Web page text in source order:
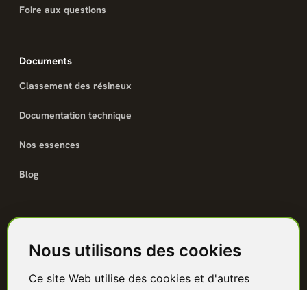
Nous utilisons des cookies
Ce site Web utilise des cookies et d'autres
Foire aux questions
Documents
Classement des résineux
Documentation technique
Nos essences
Blog
Terrasse bois
Bardage bois